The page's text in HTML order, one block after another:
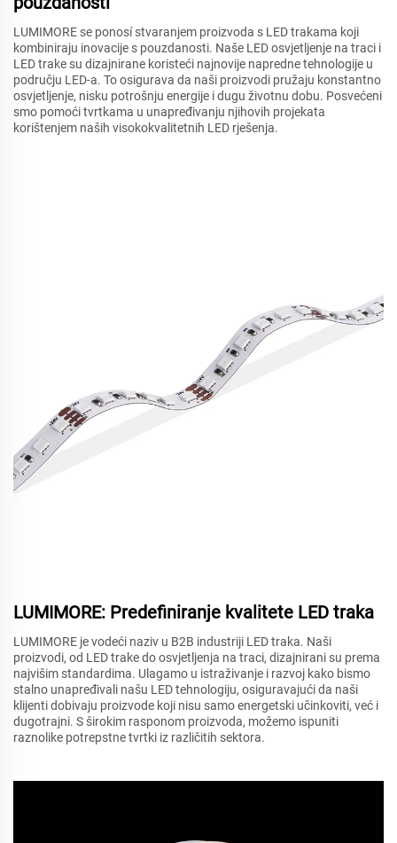
LUMIMORE se ponosí stvaranjem proizvoda s LED trakama koji
kombiniraju inovacije s pouzdanosti. Naše LED osvjetljenje na traci i
LED trake su dizajnirane koristeći najnovije napredne tehnologije u
području LED-a. To osigurava da naši proizvodi pružaju konstantno
osvjetljenje, nisku potrošnju energije i dugu životnu dobu. Posvećeni
smo pomoći tvrtkama u unapređivanju njihovih projekata
korištenjem naših visokokvalitetnih LED rješenja.
LUMIMORE: Predefiniranje kvalitete LED traka
LUMIMORE je vodeći naziv u B2B industriji LED traka. Naši
proizvodi, od LED trake do osvjetljenja na traci, dizajnirani su prema
najvišim standardima. Ulagamo u istraživanje i razvoj kako bismo
stalno unapređivali našu LED tehnologiju, osiguravajući da naši
klijenti dobivaju proizvode koji nisu samo energetski učinkoviti, već i
dugotrajni. S širokim rasponom proizvoda, možemo ispuniti
raznolike potrepstne tvrtki iz različitih sektora.